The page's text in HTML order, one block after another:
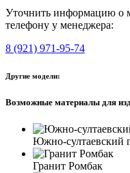
Уточнить информацию о
телефону у менеджера:
8 (921) 971-95-74
Другие модели:
Возможные материалы для
Южно-султаевский
Гранит Ромбак